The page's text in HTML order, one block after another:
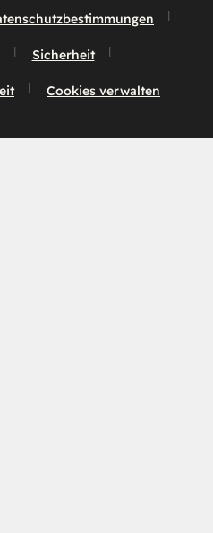
Sicherheit
Cookies verwalten